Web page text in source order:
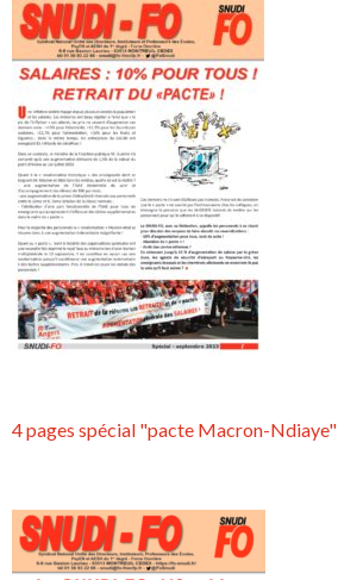
4 pages spécial "pacte Macron-Ndiaye"